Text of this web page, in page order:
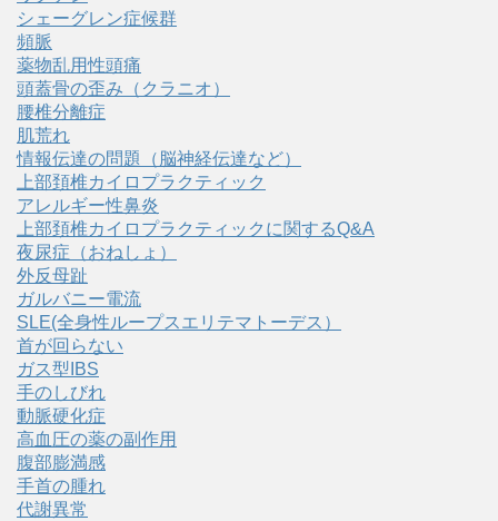
シェーグレン症候群
頻脈
薬物乱用性頭痛
頭蓋骨の歪み（クラニオ）
腰椎分離症
肌荒れ
情報伝達の問題（脳神経伝達など）
上部頚椎カイロプラクティック
アレルギー性鼻炎
上部頚椎カイロプラクティックに関するQ&A
夜尿症（おねしょ）
外反母趾
ガルバニー電流
SLE(全身性ループスエリテマトーデス）
首が回らない
ガス型IBS
手のしびれ
動脈硬化症
高血圧の薬の副作用
腹部膨満感
手首の腫れ
代謝異常